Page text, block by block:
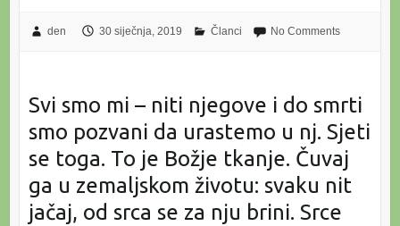
den 30 siječnja, 2019 Članci No Comments
Svi smo mi – niti njegove i do smrti
smo pozvani da urastemo u nj. Sjeti
se toga. To je Božje tkanje. Čuvaj
ga u zemaljskom životu: svaku nit
jačaj, od srca se za nju brini. Srce